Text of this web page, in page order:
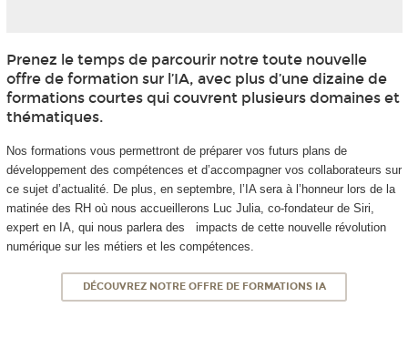
Prenez le temps de parcourir notre toute nouvelle
offre de formation sur l’IA, avec plus d’une dizaine de
formations courtes qui couvrent plusieurs domaines et
thématiques.
Nos formations vous permettront de préparer vos futurs plans de
développement des compétences et d’accompagner vos collaborateurs sur
ce sujet d’actualité. De plus, en septembre, l’IA sera à l’honneur lors de la
matinée des RH où nous accueillerons Luc Julia, co-fondateur de Siri,
expert en IA, qui nous parlera des impacts de cette nouvelle révolution
numérique sur les métiers et les compétences.
DÉCOUVREZ NOTRE OFFRE DE FORMATIONS IA